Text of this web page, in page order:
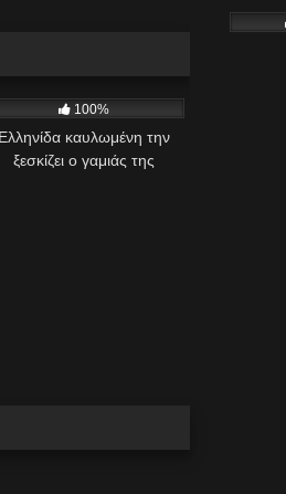
100%
Ελληνίδα καυλωμένη την
ξεσκίζει ο γαμιάς της